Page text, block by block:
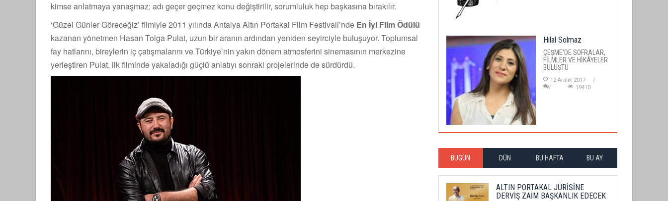
kimse anlatmaya yanaşmaz; adı geçer geçmez konu değiştirilir, sorumluluk hep başkasına bırakılır.
‘Güzel Günler Göreceğiz’ filmiyle 2011 yılında Antalya Altın Portakal Film Festivali’nde En İyi Film Ödülü
kazanan yönetmen Hasan Tolga Pulat, uzun bir aranın ardından yeniden seyirciyle buluşuyor. Toplumsal
fay hatlarını, bireylerin iç çatışmalarını ve Türkiye’nin yakın dönem atmosferini sinemasının merkezine
yerleştiren Pulat, ilk filminde yakaladığı güçlü anlatıyı sonraki projelerinde de sürdürdü.
Hilal Solmaz
ÇEŞME'DE SOFRALAR,
FİLMLER VE HİKÂYELER
BULUŞTU
12 Aralik 2017
19410
BUGÜN DÜN BU HAFTA BU AY
ALTIN PORTAKAL JÜRİSİNE
DERVİŞ ZAİM BAŞKANLIK EDECEK